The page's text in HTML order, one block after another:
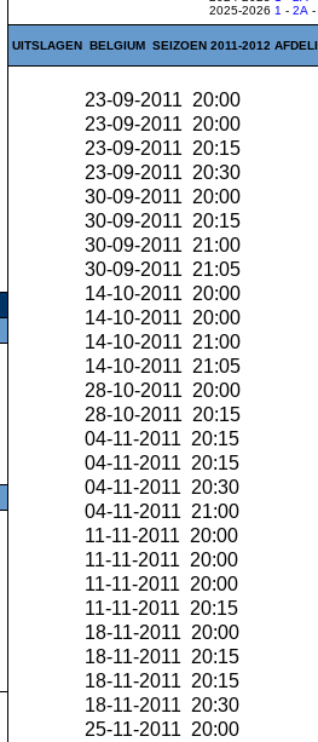
2025-2026 1 - 2A -
UITSLAGEN BELGIUM SEIZOEN 2011-2012
23-09-2011 20:00
23-09-2011 20:00
23-09-2011 20:15
23-09-2011 20:30
30-09-2011 20:00
30-09-2011 20:15
30-09-2011 21:00
30-09-2011 21:05
14-10-2011 20:00
14-10-2011 20:00
14-10-2011 21:00
14-10-2011 21:05
28-10-2011 20:00
28-10-2011 20:15
04-11-2011 20:15
04-11-2011 20:15
04-11-2011 20:30
04-11-2011 21:00
11-11-2011 20:00
11-11-2011 20:00
11-11-2011 20:00
11-11-2011 20:15
18-11-2011 20:00
18-11-2011 20:15
18-11-2011 20:15
18-11-2011 20:30
25-11-2011 20:00